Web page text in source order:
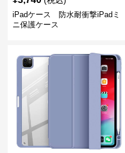
iPadケース 防水耐衝撃iPadミ
ニ保護ケース